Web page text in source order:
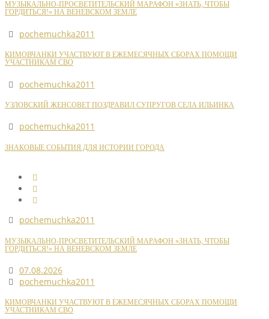
МУЗЫКАЛЬНО-ПРОСВЕТИТЕЛЬСКИЙ МАРАФОН «ЗНАТЬ, ЧТОБЫ
ГОРДИТЬСЯ!» НА ВЕНЕВСКОМ ЗЕМЛЕ
pochemuchka2011
КИМОВЧАНКИ УЧАСТВУЮТ В ЕЖЕМЕСЯЧНЫХ СБОРАХ ПОМОЩИ
УЧАСТНИКАМ СВО
pochemuchka2011
УЗЛОВСКИЙ ЖЕНСОВЕТ ПОЗДРАВИЛ СУПРУГОВ СЕЛА ИЛЬИНКА
pochemuchka2011
ЗНАКОВЫЕ СОБЫТИЯ ДЛЯ ИСТОРИИ ГОРОДА
pochemuchka2011
МУЗЫКАЛЬНО-ПРОСВЕТИТЕЛЬСКИЙ МАРАФОН «ЗНАТЬ, ЧТОБЫ
ГОРДИТЬСЯ!» НА ВЕНЕВСКОМ ЗЕМЛЕ
07.08.2026
pochemuchka2011
КИМОВЧАНКИ УЧАСТВУЮТ В ЕЖЕМЕСЯЧНЫХ СБОРАХ ПОМОЩИ
УЧАСТНИКАМ СВО